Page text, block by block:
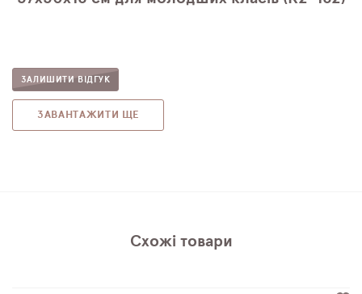
ЗАЛИШИТИ ВІДГУК
ЗАВАНТАЖИТИ ЩЕ
Схожі товари